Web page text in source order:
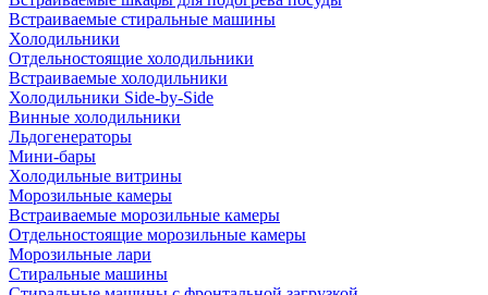
Встраиваемые стиральные машины
Холодильники
Отдельностоящие холодильники
Встраиваемые холодильники
Холодильники Side-by-Side
Винные холодильники
Льдогенераторы
Мини-бары
Холодильные витрины
Морозильные камеры
Встраиваемые морозильные камеры
Отдельностоящие морозильные камеры
Морозильные лари
Стиральные машины